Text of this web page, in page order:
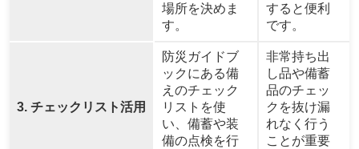
場所を決めま
す。
すると便利
です。
3. チェックリスト活用
防災ガイドブ
ックにある備
えのチェック
リストを使
い、備蓄や装
備の点検を行
非常持ち出
し品や備蓄
品のチェッ
クを抜け漏
れなく行う
ことが重要